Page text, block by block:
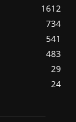
1612
734
541
483
29
24